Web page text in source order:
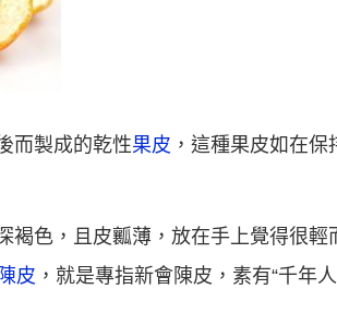
而製成的乾性果皮 ，這種果皮如在保
褐色，且皮瓤薄，放在手上覺得很輕
陳皮 ，就是專指新會陳皮，素有“千年